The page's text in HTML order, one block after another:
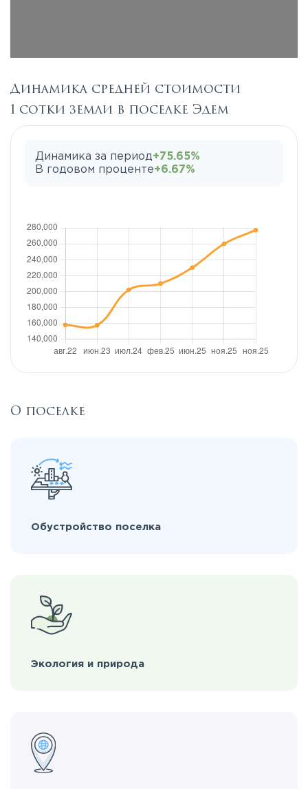
Динамика средней стоимости
1 сотки земли в поселке Эдем
Динамика за период+75.65%
В годовом проценте+6.67%
О поселке
Обустройство поселка
Экология и природа